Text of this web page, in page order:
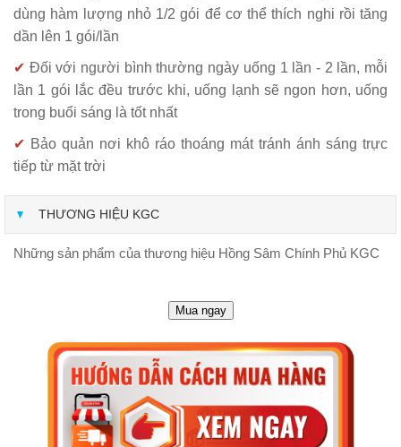
dùng hàm lượng nhỏ 1/2 gói để cơ thể thích nghi rồi tăng
dần lên 1 gói/lần
✔ Đối với người bình thường ngày uống 1 lần - 2 lần, mỗi
lần 1 gói lắc đều trước khi, uống lạnh sẽ ngon hơn, uống
trong buổi sáng là tốt nhất
✔ Bảo quản nơi khô ráo thoáng mát tránh ánh sáng trực
tiếp từ mặt trời
THƯƠNG HIỆU KGC
Những sản phẩm của thương hiệu Hồng Sâm Chính Phủ KGC
Mua ngay